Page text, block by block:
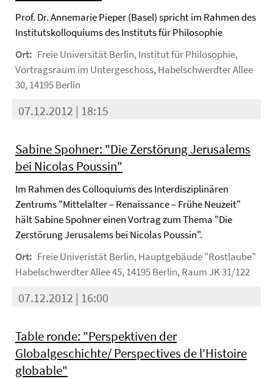
Prof. Dr. Annemarie Pieper (Basel) spricht im Rahmen des
Institutskolloquiums des Instituts für Philosophie
Ort: Freie Universität Berlin, Institut für Philosophie,
Vortragsraum im Untergeschoss, Habelschwerdter Allee
30, 14195 Berlin
07.12.2012 | 18:15
Sabine Spohner: "Die Zerstörung Jerusalems
bei Nicolas Poussin"
Im Rahmen des Colloquiums des Interdisziplinären
Zentrums "Mittelalter – Renaissance – Frühe Neuzeit"
hält Sabine Spohner einen Vortrag zum Thema "Die
Zerstörung Jerusalems bei Nicolas Poussin".
Ort: Freie Univeristät Berlin, Hauptgebäude "Rostlaube"
Habelschwerdter Allee 45, 14195 Berlin, Raum JK 31/122
07.12.2012 | 16:00
Table ronde: "Perspektiven der
Globalgeschichte/ Perspectives de l'Histoire
globable"